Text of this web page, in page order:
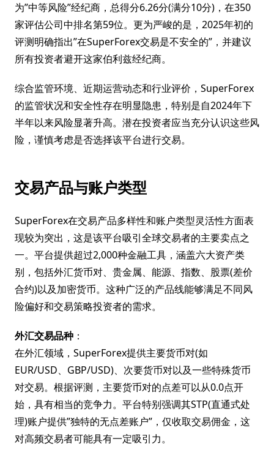
为”中等风险”经纪商，总得分6.26分(满分10分)，在350
家评估公司中排名第59位。更为严峻的是，2025年初的
评测明确指出”在SuperForex交易是不安全的”，并建议
所有投资者避开这家伯利兹经纪商。
综合监管环境、近期运营动态和行业评价，SuperForex
的监管状况和安全性存在明显隐患，特别是自2024年下
半年以来风险显著升高。潜在投资者应当充分认识这些风
险，谨慎考虑是否选择该平台进行交易。
交易产品与账户类型
SuperForex在交易产品多样性和账户类型灵活性方面表
现较为突出，这是该平台吸引全球交易者的主要卖点之
一。平台提供超过2,000种金融工具，涵盖六大资产类
别，包括外汇货币对、贵金属、能源、指数、股票(差价
合约)以及加密货币。这种广泛的产品线能够满足不同风
险偏好和交易策略投资者的需求。
外汇交易品种 ：
在外汇领域，SuperForex提供主要货币对(如
EUR/USD、GBP/USD)、次要货币对以及一些特殊货币
对交易。根据评测，主要货币对的点差可以从0.0点开
始，具有相当的竞争力。平台特别强调其STP(直通式处
理)账户提供”独特的无点差账户”，仅收取交易佣金，这
对高频交易者可能具有一定吸引力。